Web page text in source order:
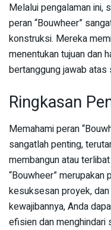
Melalui pengalaman ini,
peran “Bouwheer”
konstruksi. Mereka
menentukan tujuan dan
bertanggung jawab
Ringkasan
Memahami peran
sangatlah penting,
membangun atau
“Bouwheer” merupakan
kesuksesan proyek,
kewajibannya, Anda
efisien dan menghindari